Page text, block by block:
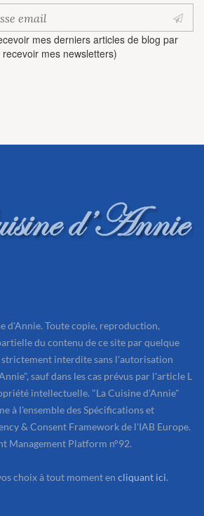
mes derniers articles de blog par
mes newsletters)
d'Annie. Toute copie, reproduction,
du contenu de ce site par quelque
strictement interdite sans l'autorisation
sauf dans les cas prévus par l'article L
intellectuelle. "La Cuisine d'Annie"
à l'ensemble des Spécifications et
& Consent Framework de l'IAB Europe.
Management Platform n°92.
choix à tout moment en cliquant ici.